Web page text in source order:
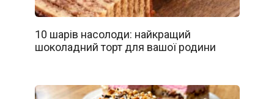
10 шарів насолоди: найкращий
шоколадний торт для вашої родини